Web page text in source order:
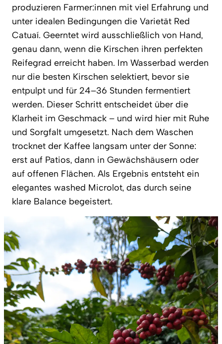
produzieren Farmer:innen mit viel Erfahrung und
unter idealen Bedingungen die Varietät Red
Catuaí. Geerntet wird ausschließlich von Hand,
genau dann, wenn die Kirschen ihren perfekten
Reifegrad erreicht haben. Im Wasserbad werden
nur die besten Kirschen selektiert, bevor sie
entpulpt und für 24–36 Stunden fermentiert
werden. Dieser Schritt entscheidet über die
Klarheit im Geschmack – und wird hier mit Ruhe
und Sorgfalt umgesetzt. Nach dem Waschen
trocknet der Kaffee langsam unter der Sonne:
erst auf Patios, dann in Gewächshäusern oder
auf offenen Flächen. Als Ergebnis entsteht ein
elegantes washed Microlot, das durch seine
klare Balance begeistert.